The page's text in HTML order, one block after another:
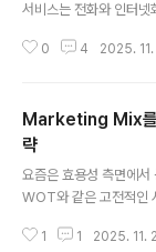
서비스는 전화와 인터넷
로 비교해보도록 하자.
전화 45.5%, 유선인터
터넷은 보통 한가정에
화는 개인당 사용하니
없다. 2008년 전체 통
유선인터넷 18.59%를
0 4 2025.
Marketing Mix를
략
요즘은 효용성 측면에
WOT와 같은 고전적인
서는 Marketing Mix 을
1 1 2025. 11.